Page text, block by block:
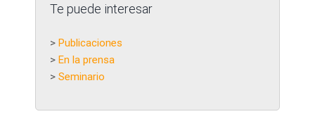
Te puede interesar
> Publicaciones
> En la prensa
> Seminario